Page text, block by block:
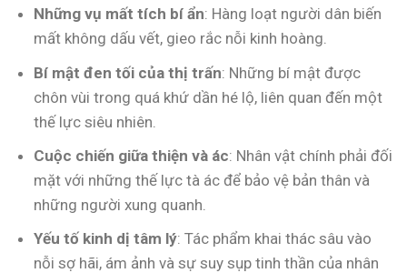
Những vụ mất tích bí ẩn: Hàng loạt người dân biến
mất không dấu vết, gieo rắc nỗi kinh hoàng.
Bí mật đen tối của thị trấn: Những bí mật được
chôn vùi trong quá khứ dần hé lộ, liên quan đến một
thế lực siêu nhiên.
Cuộc chiến giữa thiện và ác: Nhân vật chính phải đối
mặt với những thế lực tà ác để bảo vệ bản thân và
những người xung quanh.
Yếu tố kinh dị tâm lý: Tác phẩm khai thác sâu vào
nỗi sợ hãi, ám ảnh và sự suy sụp tinh thần của nhân